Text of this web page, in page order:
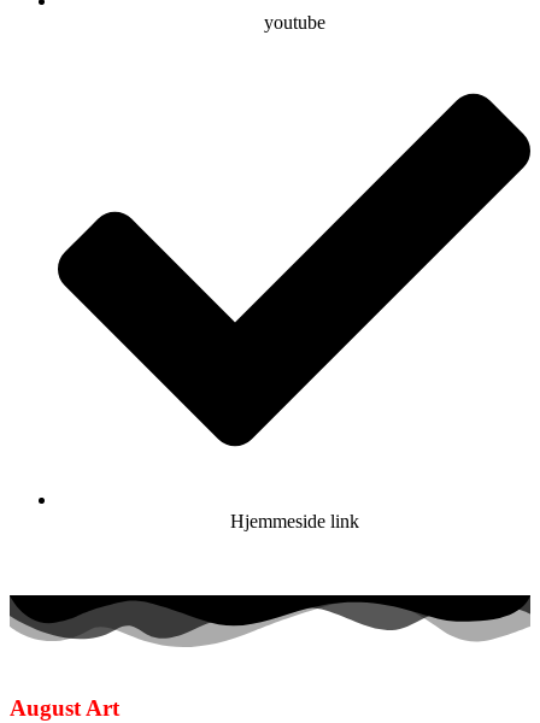
youtube
Hjemmeside link
August Art